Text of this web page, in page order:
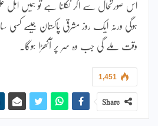
اس صورتحال سے اگر نکلنا ہے تو ہمیں اہل
ہوگی ورنہ ایک روز مشرقی پاکستان جیسے
وقت ملے گی جب وہ سر پر آکھڑا ہوگا۔
1,451
Share